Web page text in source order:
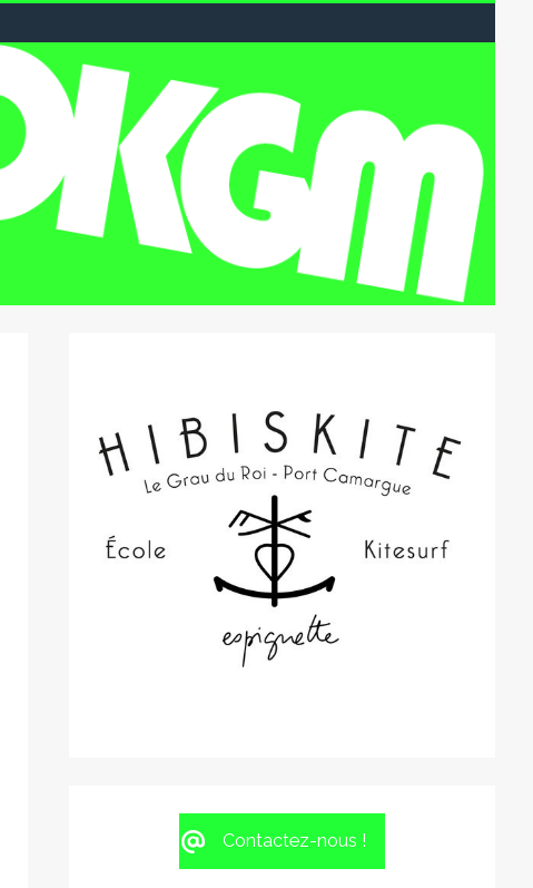
Contactez-nous !